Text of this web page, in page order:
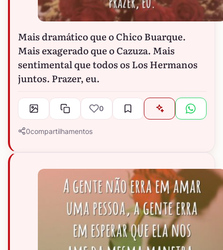
Mais dramático que o Chico Buarque.
Mais exagerado que o Cazuza. Mais
sentimental que todos os Los Hermanos
juntos. Prazer, eu.
0
0compartilhamentos